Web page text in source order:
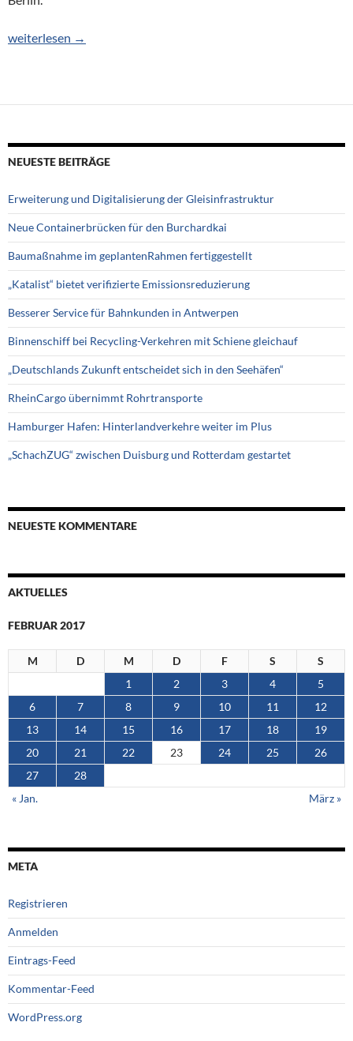
Jürgen Hasler verstärkt den DSLV
weiterlesen →
NEUESTE BEITRÄGE
Erweiterung und Digitalisierung der Gleisinfrastruktur
Neue Containerbrücken für den Burchardkai
Baumaßnahme im geplantenRahmen fertiggestellt
„Katalist“ bietet verifizierte Emissionsreduzierung
Besserer Service für Bahnkunden in Antwerpen
Binnenschiff bei Recycling-Verkehren mit Schiene gleichauf
„Deutschlands Zukunft entscheidet sich in den Seehäfen“
RheinCargo übernimmt Rohrtransporte
Hamburger Hafen: Hinterlandverkehre weiter im Plus
„SchachZUG“ zwischen Duisburg und Rotterdam gestartet
NEUESTE KOMMENTARE
AKTUELLES
FEBRUAR 2017
M D M D F S
S
1
2 3 4
5
6
7 8 9 10 11
12
13
14 15 16 17 18
19
20
21 22 23 24 25
26
27
28
« Jan.
März »
META
Registrieren
Anmelden
Eintrags-Feed
Kommentar-Feed
WordPress.org